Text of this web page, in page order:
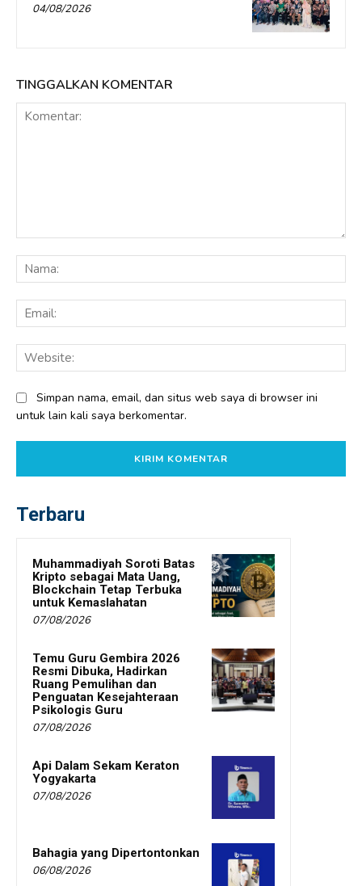
04/08/2026
TINGGALKAN KOMENTAR
Simpan nama, email, dan situs web saya di browser ini
untuk lain kali saya berkomentar.
Terbaru
Muhammadiyah Soroti Batas
Kripto sebagai Mata Uang,
Blockchain Tetap Terbuka
untuk Kemaslahatan
07/08/2026
Temu Guru Gembira 2026
Resmi Dibuka, Hadirkan
Ruang Pemulihan dan
Penguatan Kesejahteraan
Psikologis Guru
07/08/2026
Api Dalam Sekam Keraton
Yogyakarta
07/08/2026
Bahagia yang Dipertontonkan
06/08/2026